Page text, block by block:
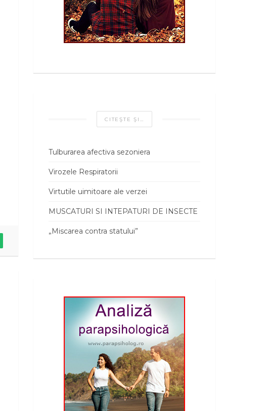
CITEŞTE ŞI…
Tulburarea afectiva sezoniera
Virozele Respiratorii
Virtutile uimitoare ale verzei
MUSCATURI SI INTEPATURI DE INSECTE
„Miscarea contra statului”